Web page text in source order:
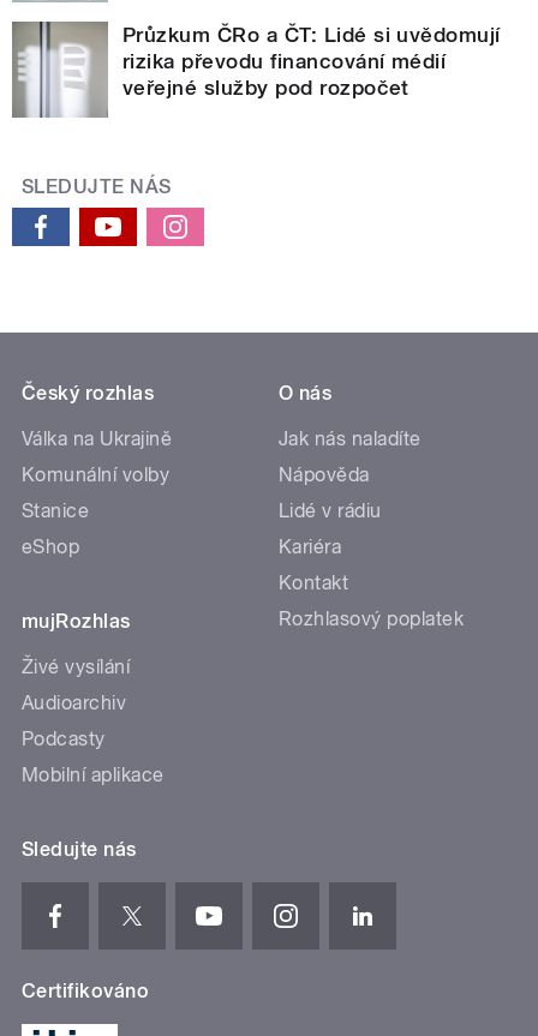
Průzkum ČRo a ČT: Lidé si uvědomují
rizika převodu financování médií
veřejné služby pod rozpočet
SLEDUJTE NÁS
Český rozhlas
Válka na Ukrajině
Komunální volby
Stanice
eShop
mujRozhlas
Živé vysílání
Audioarchiv
Podcasty
Mobilní aplikace
O nás
Jak nás naladíte
Nápověda
Lidé v rádiu
Kariéra
Kontakt
Rozhlasový poplatek
Sledujte nás
Certifikováno